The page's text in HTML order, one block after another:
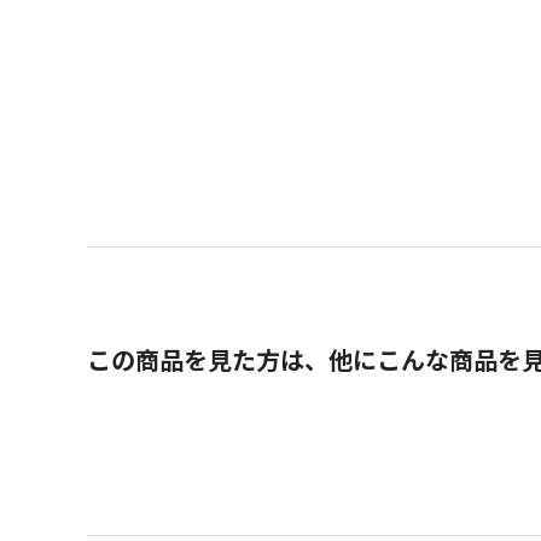
この商品を見た方は、他にこんな商品を